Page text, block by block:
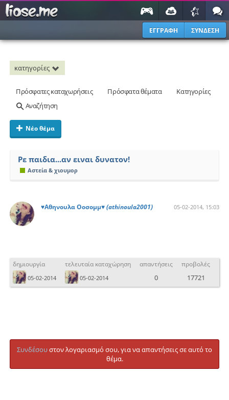
ΕΓΓΡΑΦΗ ΣΥΝΔΕΣΗ
κατηγορίες
Πρόσφατες καταχωρήσεις Πρόσφατα θέματα
Κατηγορίες
Αναζήτηση
Νέο θέμα
Ρε παιδια...αν ειναι δυνατον!
Αστεία & χιουμορ
♥Αθηνουλα Οοσομμ♥(athinoula2001) 05-02-2014, 15:03
δημιουργία
05-02-2014
τελευταία καταχώρηση
05-02-2014
απαντήσεις
0
προβολές
17721
Συνδέσουστον λογαριασμό σου, για να απαντήσεις σε αυτό το
θέμα.